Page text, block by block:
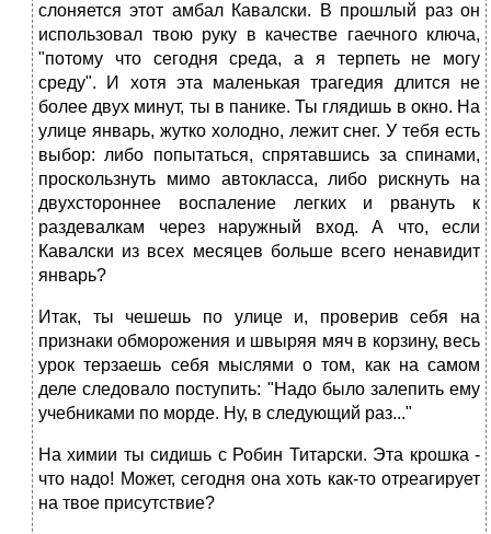
слоняется этот амбал Кавалски. В прошлый раз он
использовал твою руку в качестве гаечного ключа,
"потому что сегодня среда, а я терпеть не могу
среду". И хотя эта маленькая трагедия длится не
более двух минут, ты в панике. Ты глядишь в окно. На
улице январь, жутко холодно, лежит снег. У тебя есть
выбор: либо попытаться, спрятавшись за спинами,
проскользнуть мимо автокласса, либо рискнуть на
двухстороннее воспаление легких и рвануть к
раздевалкам через наружный вход. А что, если
Кавалски из всех месяцев больше всего ненавидит
январь?
Итак, ты чешешь по улице и, проверив себя на
признаки обморожения и швыряя мяч в корзину, весь
урок терзаешь себя мыслями о том, как на самом
деле следовало поступить: "Надо было залепить ему
учебниками по морде. Ну, в следующий раз..."
На химии ты сидишь с Робин Титарски. Эта крошка -
что надо! Может, сегодня она хоть как-то отреагирует
на твое присутствие?